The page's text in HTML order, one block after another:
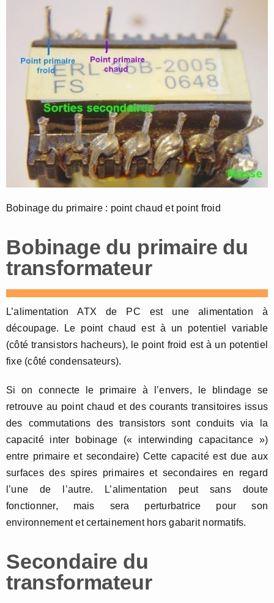
Bobinage du primaire : point chaud et point froid
Bobinage du primaire du
transformateur
L’alimentation ATX de PC est une alimentation à
découpage. Le point chaud est à un potentiel variable
(côté transistors hacheurs), le point froid est à un potentiel
fixe (côté condensateurs).
Si on connecte le primaire à l’envers, le blindage se
retrouve au point chaud et des courants transitoires issus
des commutations des transistors sont conduits via la
capacité inter bobinage (« interwinding capacitance »)
entre primaire et secondaire) Cette capacité est due aux
surfaces des spires primaires et secondaires en regard
l’une de l’autre. L’alimentation peut sans doute
fonctionner, mais sera perturbatrice pour son
environnement et certainement hors gabarit normatifs.
Secondaire du
transformateur